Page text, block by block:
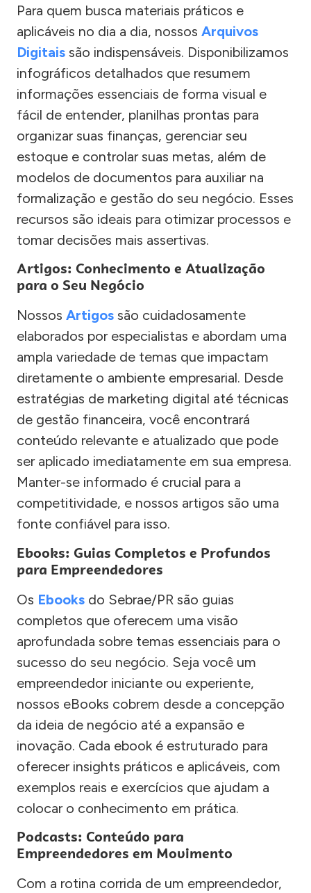
Para quem busca materiais práticos e
aplicáveis no dia a dia, nossos Arquivos
Digitais são indispensáveis. Disponibilizamos
infográficos detalhados que resumem
informações essenciais de forma visual e
fácil de entender, planilhas prontas para
organizar suas finanças, gerenciar seu
estoque e controlar suas metas, além de
modelos de documentos para auxiliar na
formalização e gestão do seu negócio. Esses
recursos são ideais para otimizar processos e
tomar decisões mais assertivas.
Artigos: Conhecimento e Atualização
para o Seu Negócio
Nossos Artigos são cuidadosamente
elaborados por especialistas e abordam uma
ampla variedade de temas que impactam
diretamente o ambiente empresarial. Desde
estratégias de marketing digital até técnicas
de gestão financeira, você encontrará
conteúdo relevante e atualizado que pode
ser aplicado imediatamente em sua empresa.
Manter-se informado é crucial para a
competitividade, e nossos artigos são uma
fonte confiável para isso.
Ebooks: Guias Completos e Profundos
para Empreendedores
Os Ebooks do Sebrae/PR são guias
completos que oferecem uma visão
aprofundada sobre temas essenciais para o
sucesso do seu negócio. Seja você um
empreendedor iniciante ou experiente,
nossos eBooks cobrem desde a concepção
da ideia de negócio até a expansão e
inovação. Cada ebook é estruturado para
oferecer insights práticos e aplicáveis, com
exemplos reais e exercícios que ajudam a
colocar o conhecimento em prática.
Podcasts: Conteúdo para
Empreendedores em Movimento
Com a rotina corrida de um empreendedor,